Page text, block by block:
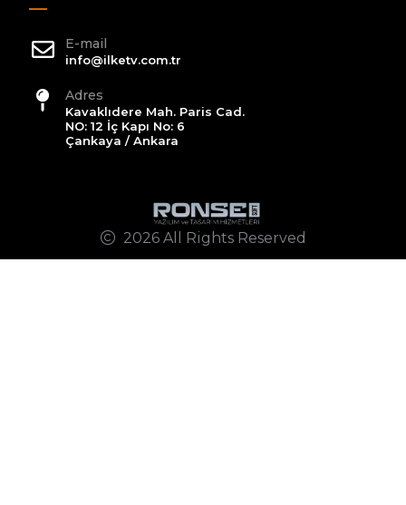
E-mail
info@ilketv.com.tr
Adres
Kavaklıdere Mah. Paris Cad.
NO: 12 İç Kapı No: 6
Çankaya / Ankara
2026 All Rights Reserved